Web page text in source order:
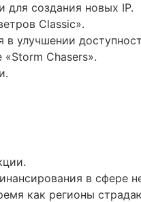
создания новых IP.
Classic».
улучшении
Chasers».
в сфере
как регионы